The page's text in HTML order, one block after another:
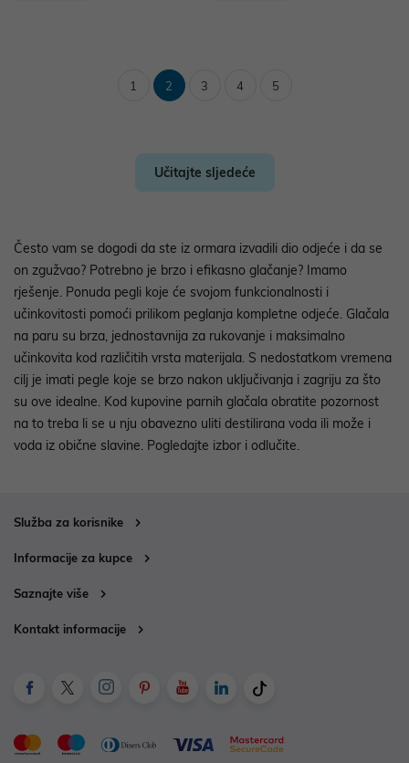
1 2 3 4 5
Učitajte sljedeće
Često vam se dogodi da ste iz ormara izvadili dio odjeće i da se
on zgužvao? Potrebno je brzo i efikasno glačanje? Imamo
rješenje. Ponuda pegli koje će svojom funkcionalnosti i
učinkovitosti pomoći prilikom peglanja kompletne odjeće. Glačala
na paru su brza, jednostavnija za rukovanje i maksimalno
učinkovita kod različitih vrsta materijala. S nedostatkom vremena
cilj je imati pegle koje se brzo nakon uključivanja i zagriju za što
su ove idealne. Kod kupovine parnih glačala obratite pozornost
na to treba li se u nju obavezno uliti destilirana voda ili može i
voda iz obične slavine. Pogledajte izbor i odlučite.
Služba za korisnike
Informacije za kupce
Saznajte više
Kontakt informacije